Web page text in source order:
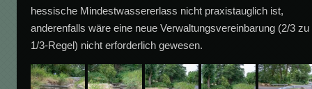
hessische Mindestwassererlass nicht praxistauglich ist,
anderenfalls wäre eine neue Verwaltungsvereinbarung (2/3 zu
1/3-Regel) nicht erforderlich gewesen.